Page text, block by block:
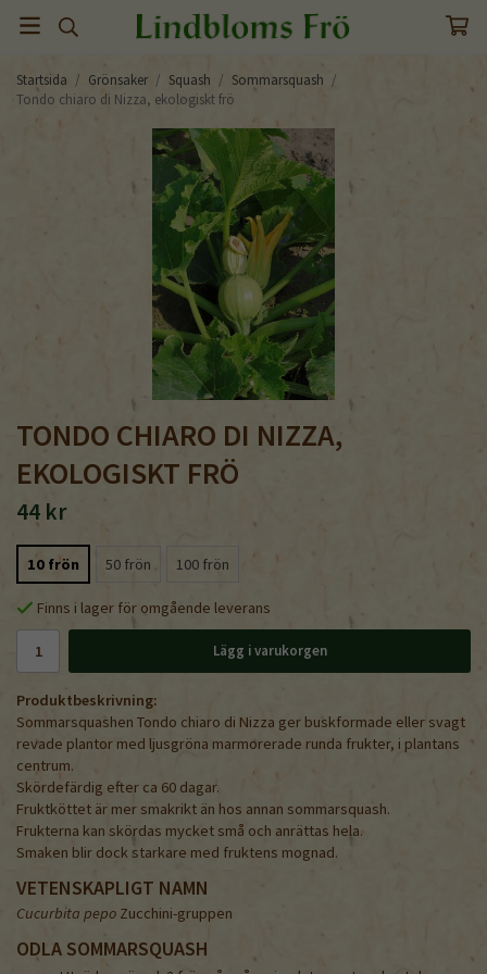
Startsida / Grönsaker / Squash / Sommarsquash /
Tondo chiaro di Nizza, ekologiskt frö
TONDO CHIARO DI NIZZA,
EKOLOGISKT FRÖ
44 kr
10 frön 50 frön 100 frön
Finns i lager för omgående leverans
Lägg i varukorgen
Produktbeskrivning:
Sommarsquashen Tondo chiaro di Nizza ger buskformade eller svagt
revade plantor med ljusgröna marmorerade runda frukter, i plantans
centrum.
Skördefärdig efter ca 60 dagar.
Fruktköttet är mer smakrikt än hos annan sommarsquash.
Frukterna kan skördas mycket små och anrättas hela.
Smaken blir dock starkare med fruktens mognad.
VETENSKAPLIGT NAMN
Cucurbita pepo Zucchini-gruppen
ODLA SOMMARSQUASH